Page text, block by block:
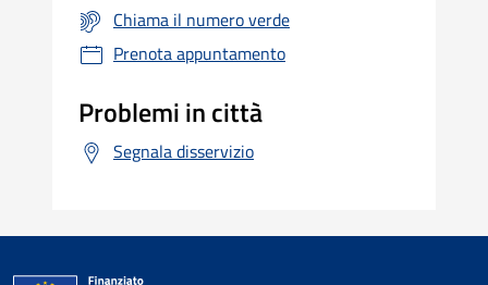
Chiama il numero verde
Prenota appuntamento
Problemi in città
Segnala disservizio